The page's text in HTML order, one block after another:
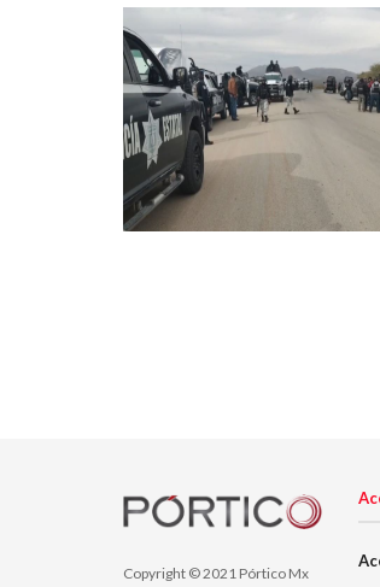
Copyright © 2021 Pórtico Mx